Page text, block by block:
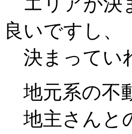
良いですし、
決まってい
地元系の不
地主さんと